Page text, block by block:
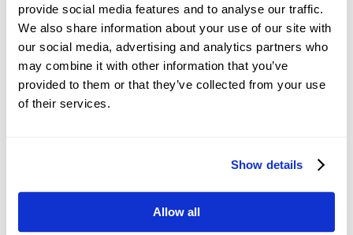
provide social media features and to analyse our traffic.
We also share information about your use of our site with
our social media, advertising and analytics partners who
may combine it with other information that you’ve
provided to them or that they’ve collected from your use
of their services.
Show details
Allow all
Market Sentiment and
Speculation:traders’ perceptions and
expectations and speculative trading may
significantly influence shares’ prices.
RTXNotizie